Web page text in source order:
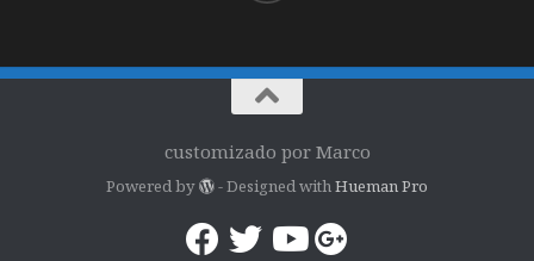
customizado por Marco
Powered by - Designed withHueman Pro